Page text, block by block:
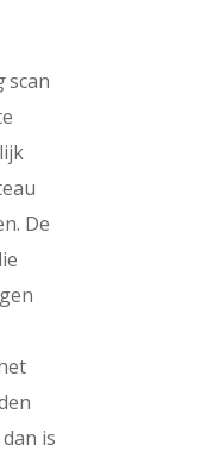
scan
De
is